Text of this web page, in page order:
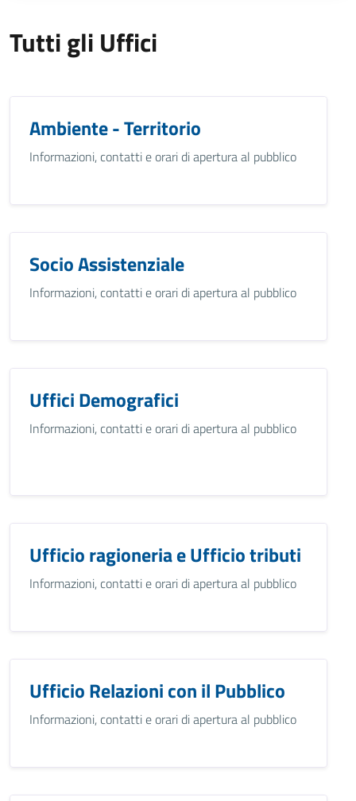
Tutti gli Uffici
Ambiente - Territorio
Informazioni, contatti e orari di apertura al pubblico
Socio Assistenziale
Informazioni, contatti e orari di apertura al pubblico
Uffici Demografici
Informazioni, contatti e orari di apertura al pubblico
Ufficio ragioneria e Ufficio tributi
Informazioni, contatti e orari di apertura al pubblico
Ufficio Relazioni con il Pubblico
Informazioni, contatti e orari di apertura al pubblico